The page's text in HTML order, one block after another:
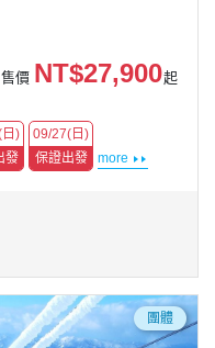
售價 NT$27,900起
)
發
09/27(日)
保證出發
more
團體